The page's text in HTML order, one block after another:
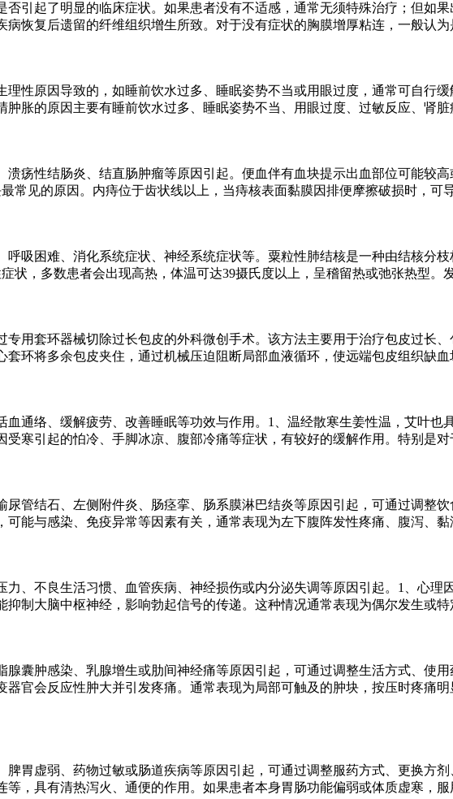
否引起了明显的临床症状。如果患者没有不适感，通常无须特殊治疗；但如
恢复后遗留的纤维组织增生所致。对于没有症状的胸膜增厚粘连，一般认
理性原因导致的，如睡前饮水过多、睡眠姿势不当或用眼过度，通常可自行
肿胀的原因主要有睡前饮水过多、睡眠姿势不当、用眼过度、过敏反应、肾
疡性结肠炎、结直肠肿瘤等原因引起。便血伴有血块提示出血部位可能较
常见的原因。内痔位于齿状线以上，当痔核表面黏膜因排便摩擦破损时，
吸困难、消化系统症状、神经系统症状等。粟粒性肺结核是一种由结核分
状，多数患者会出现高热，体温可达39摄氏度以上，呈稽留热或弛张热型
用套环器械切除过长包皮的外科微创手术。该方法主要用于治疗包皮过长
套环将多余包皮夹住，通过机械压迫阻断局部血液循环，使远端包皮组织缺
通络、缓解疲劳、改善睡眠等功效与作用。1、温经散寒生姜性温，艾叶
寒引起的怕冷、手脚冰凉、腹部冷痛等症状，有较好的缓解作用。特别是
管结石、左侧附件炎、肠痉挛、肠系膜淋巴结炎等原因引起，可通过调整
能与感染、免疫异常等因素有关，通常表现为左下腹阵发性疼痛、腹泻、
力、不良生活习惯、血管疾病、神经损伤或内分泌失调等原因引起。1、心
抑制大脑中枢神经，影响勃起信号的传递。这种情况通常表现为偶尔发生或
囊肿感染、乳腺增生或肋间神经痛等原因引起，可通过调整生活方式、使
官会反应性肿大并引发疼痛。通常表现为局部可触及的肿块，按压时疼痛
胃虚弱、药物过敏或肠道疾病等原因引起，可通过调整服药方式、更换方
，具有清热泻火、通便的作用。如果患者本身胃肠功能偏弱或体质虚寒，